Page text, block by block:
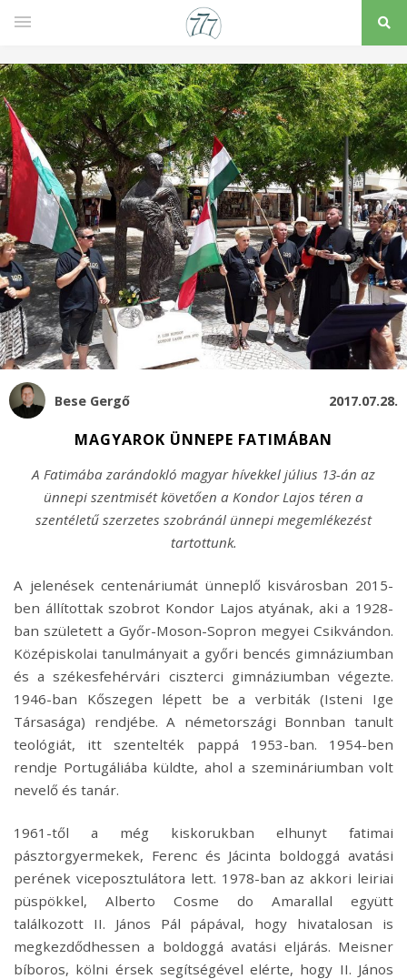
Bese Gergő 2017.07.28.
MAGYAROK ÜNNEPE FATIMÁBAN
A Fatimába zarándokló magyar hívekkel július 13-án az
ünnepi szentmisét követően a Kondor Lajos téren a
szentéletű szerzetes szobránál ünnepi megemlékezést
tartottunk.
A jelenések centenáriumát ünneplő kisvárosban 2015-
ben állítottak szobrot Kondor Lajos atyának, aki a 1928-
ban született a Győr-Moson-Sopron megyei Csikvándon.
Középiskolai tanulmányait a győri bencés gimnáziumban
és a székesfehérvári ciszterci gimnáziumban végezte.
1946-ban Kőszegen lépett be a verbiták (Isteni Ige
Társasága) rendjébe. A németországi Bonnban tanult
teológiát, itt szentelték pappá 1953-ban. 1954-ben
rendje Portugáliába küldte, ahol a szemináriumban volt
nevelő és tanár.
1961-től a még kiskorukban elhunyt fatimai
pásztorgyermekek, Ferenc és Jácinta boldoggá avatási
perének viceposztulátora lett. 1978-ban az akkori leiriai
püspökkel, Alberto Cosme do Amarallal együtt
találkozott II. János Pál pápával, hogy hivatalosan is
megkezdődhessen a boldoggá avatási eljárás. Meisner
bíboros, kölni érsek segítségével elérte, hogy II. János